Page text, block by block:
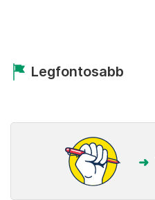
Legfontosabb